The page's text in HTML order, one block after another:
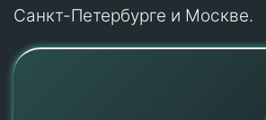
Санкт-Петербурге и Москве.